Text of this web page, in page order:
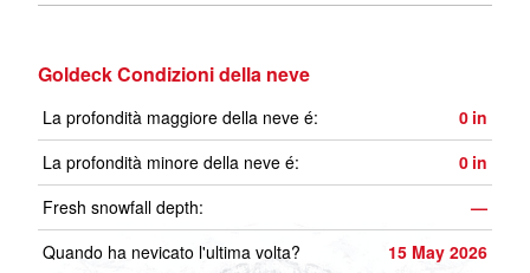
Goldeck Condizioni della neve
La profondità maggiore della neve é: 0 in
La profondità minore della neve é:
0 in
Fresh snowfall depth:
—
Quando ha nevicato l'ultima volta?
15 May 2026